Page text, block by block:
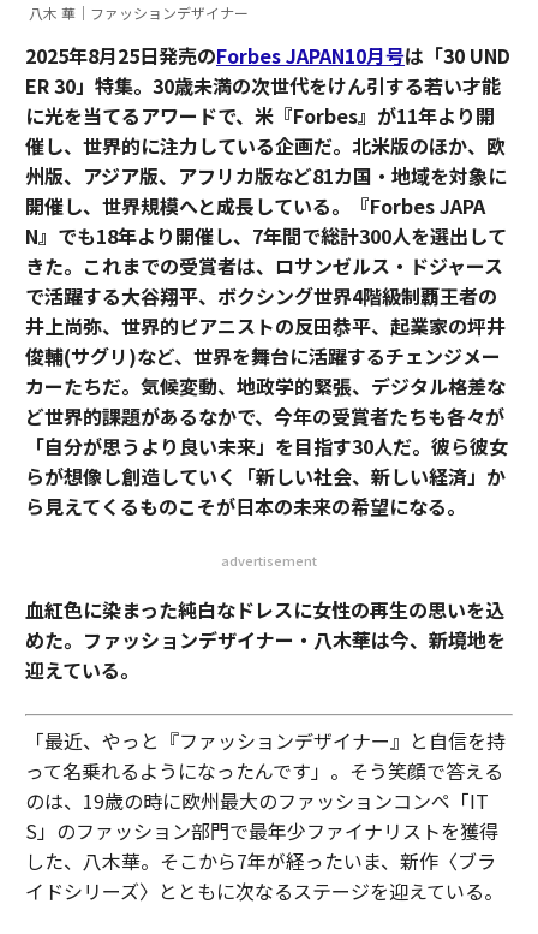
八木 華｜ファッションデザイナー
2025年8月25日発売のForbes JAPAN10月号は「30 UND
ER 30」特集。30歳未満の次世代をけん引する若い才能
に光を当てるアワードで、米『Forbes』が11年より開
催し、世界的に注力している企画だ。北米版のほか、欧
州版、アジア版、アフリカ版など81カ国・地域を対象に
開催し、世界規模へと成長している。『Forbes JAPA
N』でも18年より開催し、7年間で総計300人を選出して
きた。これまでの受賞者は、ロサンゼルス・ドジャース
で活躍する大谷翔平、ボクシング世界4階級制覇王者の
井上尚弥、世界的ピアニストの反田恭平、起業家の坪井
俊輔(サグリ)など、世界を舞台に活躍するチェンジメー
カーたちだ。気候変動、地政学的緊張、デジタル格差な
ど世界的課題があるなかで、今年の受賞者たちも各々が
「自分が思うより良い未来」を目指す30人だ。彼ら彼女
らが想像し創造していく「新しい社会、新しい経済」か
ら見えてくるものこそが日本の未来の希望になる。
advertisement
血紅色に染まった純白なドレスに女性の再生の思いを込
めた。ファッションデザイナー・八木華は今、新境地を
迎えている。
「最近、やっと『ファッションデザイナー』と自信を持
って名乗れるようになったんです」。そう笑顔で答える
のは、19歳の時に欧州最大のファッションコンペ「IT
S」のファッション部門で最年少ファイナリストを獲得
した、八木華。そこから7年が経ったいま、新作〈ブラ
イドシリーズ〉とともに次なるステージを迎えている。